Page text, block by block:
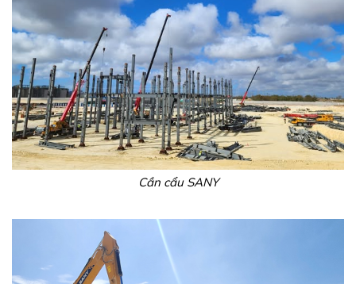
Cần cẩu SANY